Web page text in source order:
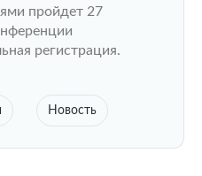
пройдет 27
регистрация.
Новость